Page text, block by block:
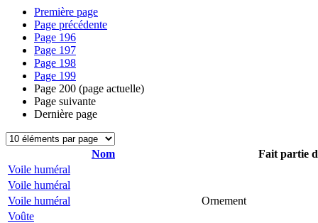
Première page
Page précédente
Page 196
Page 197
Page 198
Page 199
Page 200 (page actuelle)
Page suivante
Dernière page
Nom
Fait partie
Voile huméral
Voile huméral
Voile huméral
Ornement
Voûte